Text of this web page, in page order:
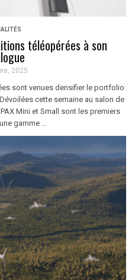
téléopérées à son
2025
sont venues densifier le portfolio
cette semaine au salon de
Mini et Small sont les premiers
gamme ...